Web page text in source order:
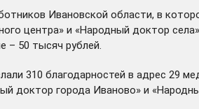
Ивановской области, в
центра» и «Народный доктор
– 50 тысяч рублей.
310 благодарностей в адрес 29
доктор города Иваново» и